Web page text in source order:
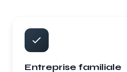
Entreprise familiale